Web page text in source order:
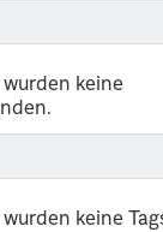
wurden keine
keine